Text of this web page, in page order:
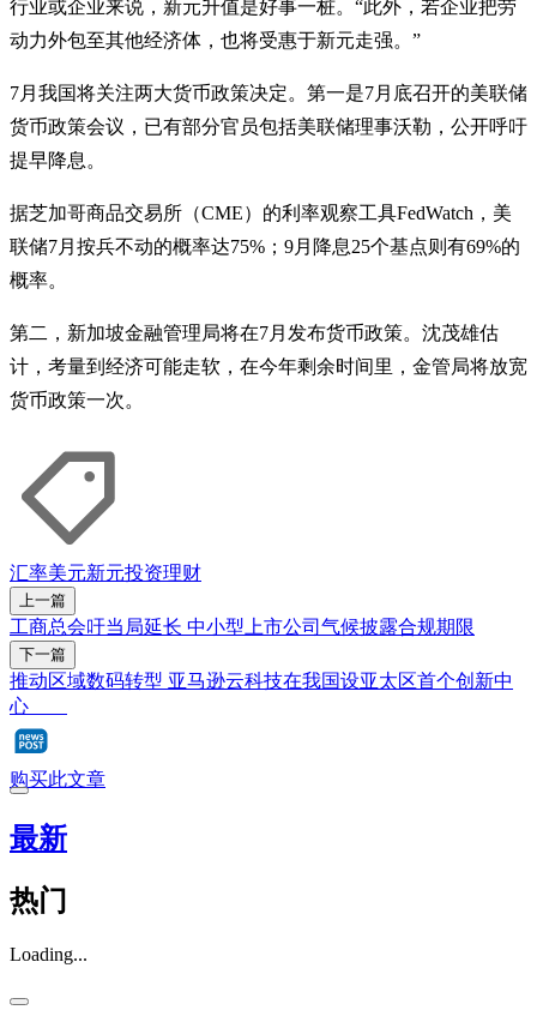
行业或企业来说，新元升值是好事一桩。“此外，若企业把劳
动力外包至其他经济体，也将受惠于新元走强。”
7月我国将关注两大货币政策决定。第一是7月底召开的美联储
货币政策会议，已有部分官员包括美联储理事沃勒，公开呼吁
提早降息。
据芝加哥商品交易所（CME）的利率观察工具FedWatch，美
联储7月按兵不动的概率达75%；9月降息25个基点则有69%的
概率。
第二，新加坡金融管理局将在7月发布货币政策。沈茂雄估
计，考量到经济可能走软，在今年剩余时间里，金管局将放宽
货币政策一次。
汇率美元新元投资理财
上一篇
工商总会吁当局延长 中小型上市公司气候披露合规期限
下一篇
推动区域数码转型 亚马逊云科技在我国设亚太区首个创新中
心
购买此文章
最新
热门
Loading...